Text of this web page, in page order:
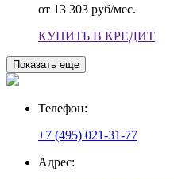
от 13 303 руб/мес.
КУПИТЬ В КРЕДИТ
Показать еще
Телефон:
+7 (495) 021-31-77
Адрес: